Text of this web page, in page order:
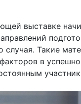
выставке
случая. Такие
в